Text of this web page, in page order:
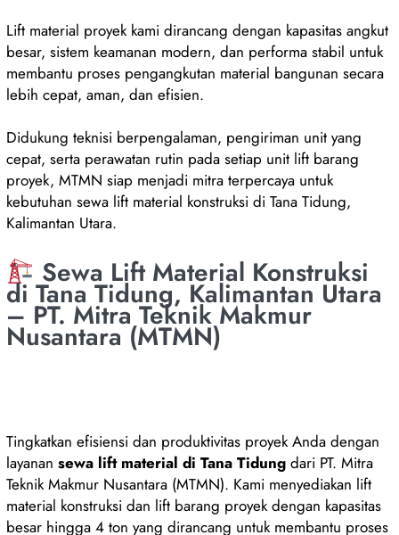
Lift material proyek kami dirancang dengan kapasitas angkut
besar, sistem keamanan modern, dan performa stabil untuk
membantu proses pengangkutan material bangunan secara
lebih cepat, aman, dan efisien.
Didukung teknisi berpengalaman, pengiriman unit yang
cepat, serta perawatan rutin pada setiap unit lift barang
proyek, MTMN siap menjadi mitra terpercaya untuk
kebutuhan sewa lift material konstruksi di Tana Tidung,
Kalimantan Utara.
Sewa Lift Material Konstruksi
di Tana Tidung, Kalimantan Utara
– PT. Mitra Teknik Makmur
Nusantara (MTMN)
Tingkatkan efisiensi dan produktivitas proyek Anda dengan
layanansewa lift material di Tana Tidung dari PT. Mitra
Teknik Makmur Nusantara (MTMN). Kami menyediakan lift
material konstruksi dan lift barang proyek dengan kapasitas
besar hingga 4 ton yang dirancang untuk membantu proses